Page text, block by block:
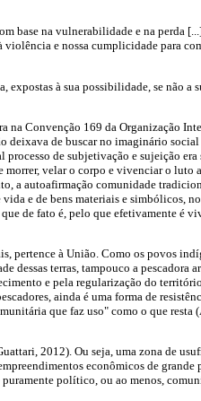
base na vulnerabilidade e na perda
violência e nossa cumplicidade para
à sua possibilidade, se não a
na Convenção 169 da Organização
deixava de buscar no imaginário social
de subjetivação e sujeição era
morrer, velar o corpo e vivenciar o luto
a autoafirmação comunidade
e de bens materiais e simbólicos, no
de fato é, pelo que efetivamente é
pertence à União. Como os povos
dessas terras, tampouco a pescadora
e pela regularização do
ainda é uma forma de
que faz uso" como o que resta
2012). Ou seja, uma zona de
econômicos de grande
puramente político, ou ao menos,